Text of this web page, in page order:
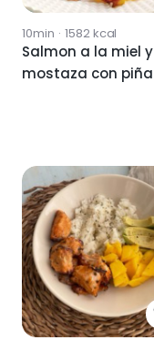
10min · 1582kcal
Salmon a la miel y
mostaza con piña